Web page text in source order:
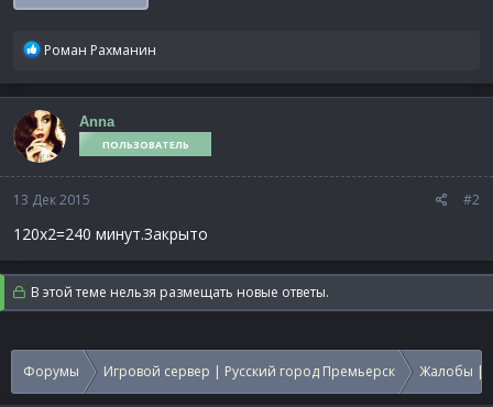
Р
а
к
ц
и
и
Роман Рахманин
Anna
ПОЛЬЗОВАТЕЛЬ
13 Дек 2015 #2
120х2=240 минут.Закрыто
В этой теме нельзя размещать новые ответы.
Форумы Игровой сервер | Русский город Премьерск Жалобы |